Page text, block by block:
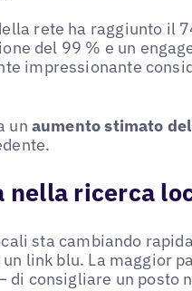
rete ha raggiunto il
del 99 % e un
impressionante
un aumento stimato
nella ricerca
sta cambiando
link blu. La maggior
di consigliare un posto